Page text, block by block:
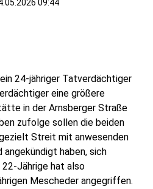
09:44
24-jähriger Tatverdächtiger
eine größere
in der Arnsberger Straße
zufolge sollen die beiden
Streit mit anwesenden
angekündigt haben, sich
Jährige hat also
Mescheder angegriffen.